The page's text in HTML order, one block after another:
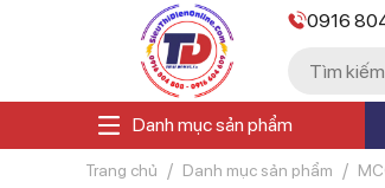
0916
Danh mục sản phẩm
Trang chủ Danh mục sản phẩm